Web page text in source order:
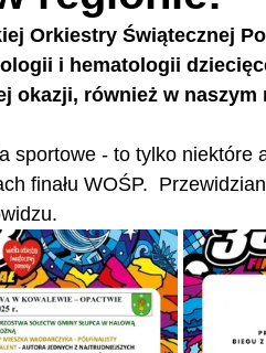
Orkiestry Świątecznej
i hematologii
okazji, również w naszym
sportowe - to tylko niektóre
finału WOŚP.